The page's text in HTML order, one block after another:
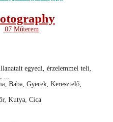
07 Műterem
egyedi, érzelemmel teli,
Baba, Gyerek, Keresztelő,
Kutya, Cica